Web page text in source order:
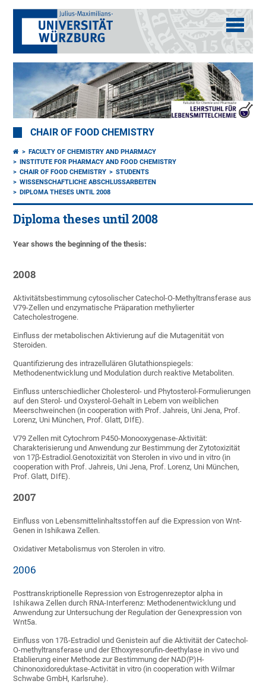
CHAIR OF FOOD CHEMISTRY
FACULTY OF CHEMISTRY AND PHARMACY
INSTITUTE FOR PHARMACY AND FOOD CHEMISTRY
CHAIR OF FOOD CHEMISTRY
STUDENTS
WISSENSCHAFTLICHE ABSCHLUSSARBEITEN
DIPLOMA THESES UNTIL 2008
Diploma theses until 2008
Year shows the beginning of the thesis:
2008
Aktivitätsbestimmung cytosolischer Catechol-O-Methyltransferase aus
V79-Zellen und enzymatische Präparation methylierter
Catecholestrogene.
Einfluss der metabolischen Aktivierung auf die Mutagenität von
Steroiden.
Quantifizierung des intrazellulären Glutathionspiegels:
Methodenentwicklung und Modulation durch reaktive Metaboliten.
Einfluss unterschiedlicher Cholesterol- und Phytosterol-Formulierungen
auf den Sterol- und Oxysterol-Gehalt in Lebern von weiblichen
Meerschweinchen (in cooperation with Prof. Jahreis, Uni Jena, Prof.
Lorenz, Uni München, Prof. Glatt, DIfE).
V79 Zellen mit Cytochrom P450-Monooxygenase-Aktivität:
Charakterisierung und Anwendung zur Bestimmung der Zytotoxizität
von 17β-Estradiol.Genotoxizität von Sterolen in vivo und in vitro (in
cooperation with Prof. Jahreis, Uni Jena, Prof. Lorenz, Uni München,
Prof. Glatt, DIfE).
2007
Einfluss von Lebensmittelinhaltsstoffen auf die Expression von Wnt-
Genen in Ishikawa Zellen.
Oxidativer Metabolismus von Sterolen in vitro.
2006
Posttranskriptionelle Repression von Estrogenrezeptor alpha in
Ishikawa Zellen durch RNA-Interferenz: Methodenentwicklung und
Anwendung zur Untersuchung der Regulation der Genexpression von
Wnt5a.
Einfluss von 17ß-Estradiol und Genistein auf die Aktivität der Catechol-
O-methyltransferase und der Ethoxyresorufin-deethylase in vivo und
Etablierung einer Methode zur Bestimmung der NAD(P)H-
Chinonoxidoreduktase-Activität in vitro (in cooperation with Wilmar
Schwabe GmbH, Karlsruhe).